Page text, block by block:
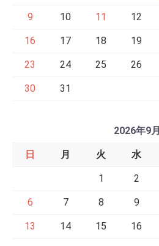
9 10 11 12
16 17 18 19
23 24 25 26
30 31
2026年9月
日 月 火 水
1 2
6 7 8 9
13 14 15 16